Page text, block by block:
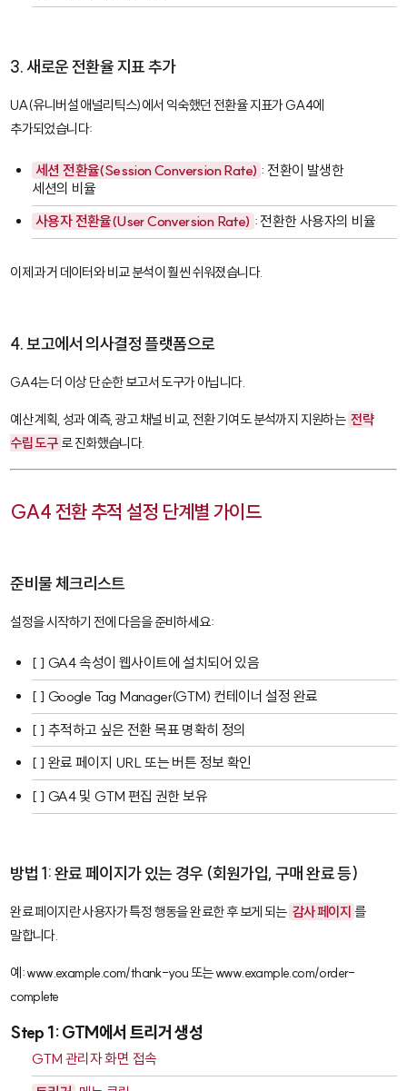
3. 새로운 전환율 지표 추가
UA(유니버설 애널리틱스)에서 익숙했던 전환율 지표가 GA4에
추가되었습니다:
세션 전환율(Session Conversion Rate) : 전환이 발생한
세션의 비율
사용자 전환율(User Conversion Rate) : 전환한 사용자의 비율
이제 과거 데이터와 비교 분석이 훨씬 쉬워졌습니다.
4. 보고에서 의사결정 플랫폼으로
GA4는 더 이상 단순한 보고서 도구가 아닙니다.
예산 계획, 성과 예측, 광고 채널 비교, 전환 기여도 분석까지 지원하는 전략
수립 도구 로 진화했습니다.
GA4 전환 추적 설정 단계별 가이드
준비물 체크리스트
설정을 시작하기 전에 다음을 준비하세요:
[ ] GA4 속성이 웹사이트에 설치되어 있음
[ ] Google Tag Manager(GTM) 컨테이너 설정 완료
[ ] 추적하고 싶은 전환 목표 명확히 정의
[ ] 완료 페이지 URL 또는 버튼 정보 확인
[ ] GA4 및 GTM 편집 권한 보유
방법 1: 완료 페이지가 있는 경우 (회원가입, 구매 완료 등)
완료 페이지란 사용자가 특정 행동을 완료한 후 보게 되는 감사 페이지 를
말합니다.
예:www.example.com/thank-you 또는www.example.com/order-
complete
Step 1: GTM에서 트리거 생성
GTM 관리자 화면 접속